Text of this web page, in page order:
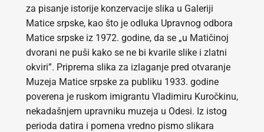
za pisanje istorije konzervacije slika u Galeriji
Matice srpske, kao što je odluka Upravnog odbora
Matice srpske iz 1972. godine, da se „u Matičinoj
dvorani ne puši kako se ne bi kvarile slike i zlatni
okviri”. Priprema slika za izlaganje pred otvaranje
Muzeja Matice srpske za publiku 1933. godine
poverena je ruskom imigrantu Vladimiru Kuročkinu,
nekadašnjem upravniku muzeja u Odesi. Iz istog
perioda datira i pomena vredno pismo slikara